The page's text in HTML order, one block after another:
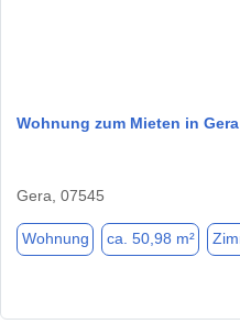
Wohnung zum Mieten in Gera
Gera, 07545
Wohnung ca. 50,98 m²